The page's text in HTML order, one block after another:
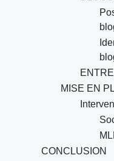
MISE EN
CONCLUSION